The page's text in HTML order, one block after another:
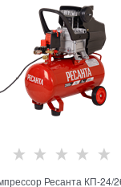
Ресанта КП-24/